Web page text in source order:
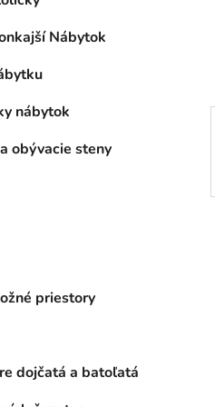
Nábytok
nábytok
obývacie steny
priestory
dojčatá a batoľatá